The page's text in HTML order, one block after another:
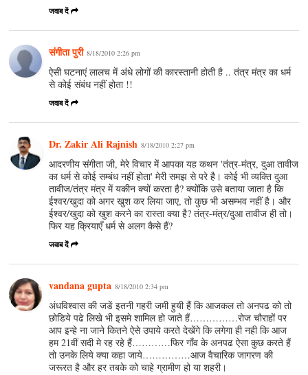
जवाब दें
संगीता पुरी 8/18/2010 2:26 pm
ऐसी घटनाएं लालच में अंधे लोगों की कारस्‍तानी होती है .. तंत्र मंत्र का धर्म
से कोई संबंध नहीं होता !!
जवाब दें
Dr. Zakir Ali Rajnish 8/18/2010 2:27 pm
आदरणीय संगीता जी, मेरे विचार में आपका यह कथन 'तंत्र-मंत्र, दुआ तावीज
का धर्म से कोई सम्बंध नहीं होता' मेरी समझ से परे है। कोई भी व्यक्ति दुआ
तावीज/तंत्र मंत्र में यकीन क्यों करता है? क्योंकि उसे बताया जाता है कि
ईश्वर/खुदा को अगर खुश कर लिया जाए, तो कुछ भी असम्भव नहीं है। और
ईश्वर/खुदा को खुश करने का रास्ता क्या है? तंत्र-मंत्र/दुआ तावीज ही तो।
फिर यह क्रियाएँ धर्म से अलग कैसे हैं?
जवाब दें
vandana gupta 8/18/2010 2:34 pm
अंधविश्वास की जडें इतनी गहरी जमी हुयी हैं कि आजकल तो अनपढ को तो
छोडिये पढे लिखे भी इसमे शामिल हो जाते हैं……………रोज चौराहों पर
आप इन्हे ना जाने कितने ऐसे उपाये करते देखेंगे कि लगेगा ही नही कि आज
हम 21वीं सदी मे रह रहे हैं…………फिर गाँव के अनपढ ऐसा कुछ करते हैं
तो उनके लिये क्या कहा जाये……………आज वैचारिक जागरण की
जरूरत है और हर तबके को चाहे ग्रामीण हो या शहरी।